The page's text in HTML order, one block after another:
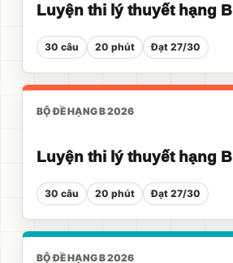
Luyện thi lý thuyết hạng B
30 câu 20 phút Đạt 27/30
BỘ ĐỀ HẠNG B 2026
Luyện thi lý thuyết hạng B
30 câu 20 phút Đạt 27/30
BỘ ĐỀ HẠNG B 2026